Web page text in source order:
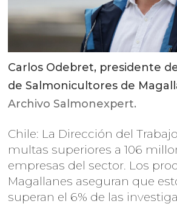
Carlos Odebret, presidente
de Salmonicultores de
Archivo Salmonexpert.
Chile: La Dirección del
multas superiores a 106
empresas del sector. Los
Magallanes aseguran que
superan el 6% de las